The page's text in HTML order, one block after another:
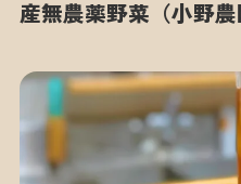
産無農薬野菜（小野